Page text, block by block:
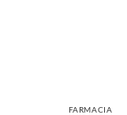
FARMACIA